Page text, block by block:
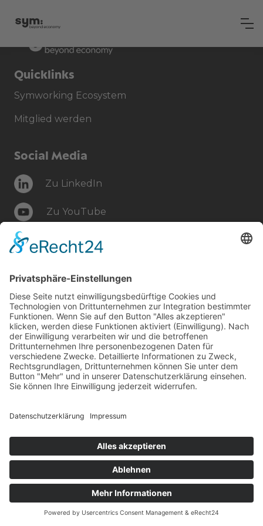
Quicklinks
Symworking Ecosystem
Mitglied werden
Social Media
Zu LinkedIn
Zu YouTube
Impressum
Datenschutzerklärung
© 2024 Sym GmbH